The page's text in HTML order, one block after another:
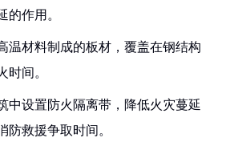
的作用。
温材料制成的板材，覆盖在钢结构
时间。
中设置防火隔离带，降低火灾蔓延
防救援争取时间。